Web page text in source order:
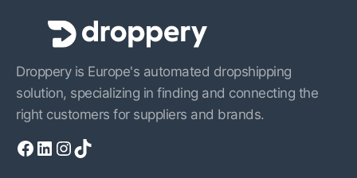
Droppery is Europe's automated dropshipping
solution, specializing in finding and connecting the
right customers for suppliers and brands.
Facebook LinkedIn InstagramTikTok